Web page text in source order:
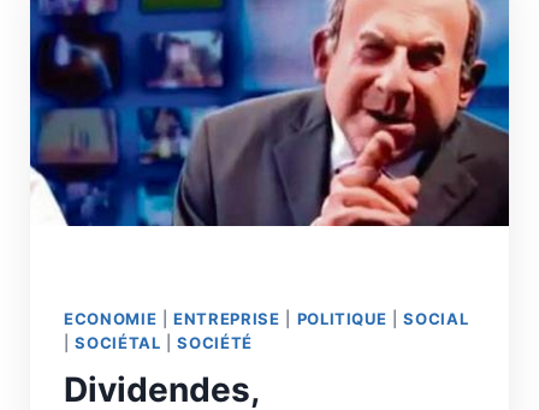
ÉQUITABLE
ET
PORTEUR
DE
DÉVELOPPEMENT
SOCIO-
ÉCONOMIQUE
ECONOMIE |ENTREPRISE POLITIQUE |SOCIAL
|SOCIÉTAL |SOCIÉTÉ
Dividendes,